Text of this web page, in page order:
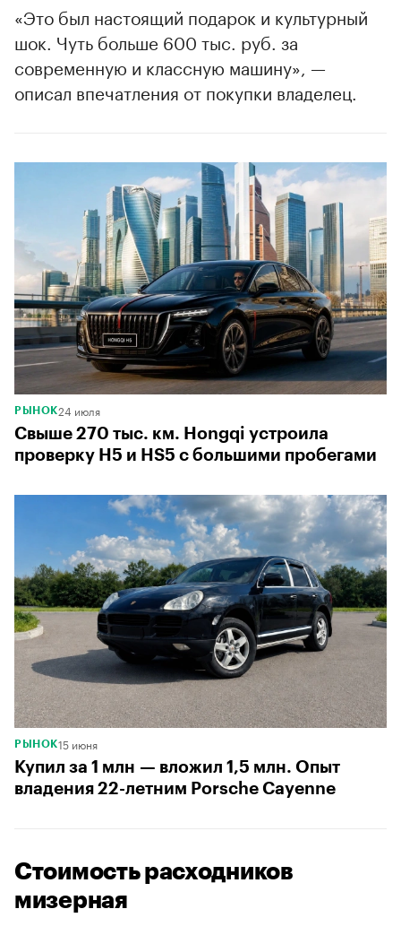
«Это был настоящий подарок и культурный
шок. Чуть больше 600 тыс. руб. за
современную и классную машину», —
описал впечатления от покупки владелец.
РЫНОК24 июля
Свыше 270 тыс. км. Hongqi устроила
проверку H5 и HS5 с большими пробегами
РЫНОК15 июня
Купил за 1 млн — вложил 1,5 млн. Опыт
владения 22-летним Porsche Cayenne
Стоимость расходников
мизерная